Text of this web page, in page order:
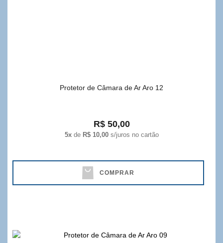
Protetor de Câmara de Ar Aro 12
R$ 50,00
5xde R$ 10,00s/juros no cartão
COMPRAR